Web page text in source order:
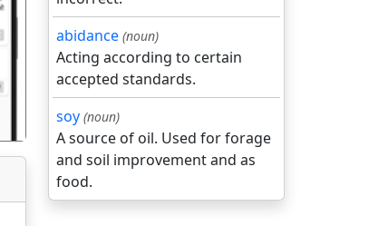
abidance (noun)
Acting according to certain
accepted standards.
soy (noun)
A source of oil. Used for forage
and soil improvement and as
food.